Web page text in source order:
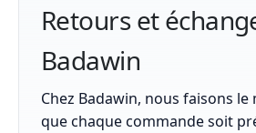
Retours et
Badawin
Chez Badawin, nous faisons
que chaque commande soit